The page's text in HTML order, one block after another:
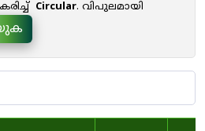
Circular. വിപുലമായി